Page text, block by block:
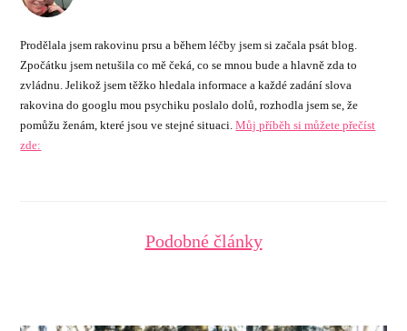
Prodělala jsem rakovinu prsu a během léčby jsem si začala psát blog.
Zpočátku jsem netušila co mě čeká, co se mnou bude a hlavně zda to
zvládnu. Jelikož jsem těžko hledala informace a každé zadání slova
rakovina do googlu mou psychiku poslalo dolů, rozhodla jsem se, že
pomůžu ženám, které jsou ve stejné situaci.Můj příběh si můžete přečíst
zde:
Podobné články